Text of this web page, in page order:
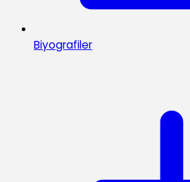
Biyografiler